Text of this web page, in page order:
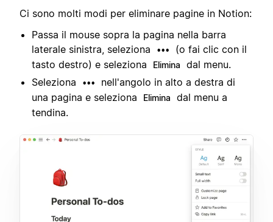
Ci sono molti modi per eliminare pagine in Notion:
Passa il mouse sopra la pagina nella barra
laterale sinistra, seleziona
•••
(o fai clic con il
tasto destro) e seleziona
Elimina
dal menu.
Seleziona
•••
nell'angolo in alto a destra di
una pagina e seleziona
Elimina
dal menu a
tendina.